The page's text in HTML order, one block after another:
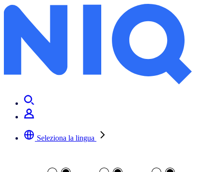
Seleziona la lingua